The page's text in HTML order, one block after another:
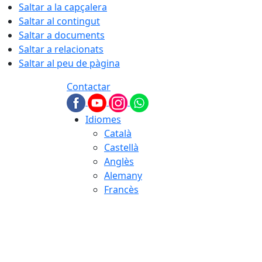
Saltar a la capçalera
Saltar al contingut
Saltar a documents
Saltar a relacionats
Saltar al peu de pàgina
Contactar
Idiomes
Català
Castellà
Anglès
Alemany
Francès